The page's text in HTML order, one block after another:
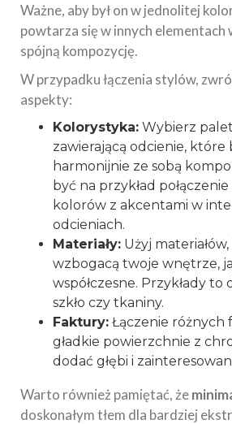
Ważne, aby był on w jednolitej
powtarza się w innych
spójną kompozycję.
W przypadku łączenia stylów,
aspekty:
Kolorystyka: Wybierz
zawierającą odcienie, które
harmonijnie ze sobą
być na przykład
kolorów z akcentami w
odcieniach.
Materiały: Użyj
wzbogacą twoje wnętrze,
współczesne. Przykłady
szkło czy tkaniny.
Faktury: Łączenie różnych
gładkie powierzchnie z
dodać głębi i
Warto również pamiętać, że
doskonałym tłem dla bardziej